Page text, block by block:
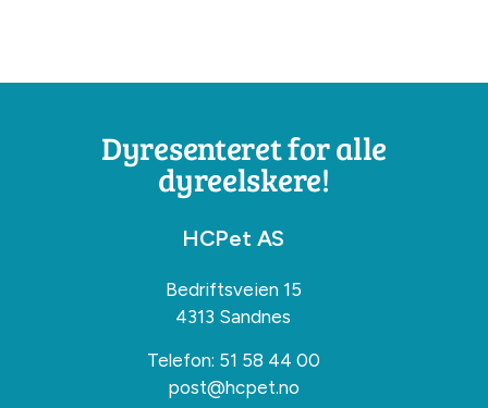
Dyresenteret for alle
dyreelskere!
HCPet AS
Bedriftsveien 15
4313 Sandnes
Telefon: 51 58 44 00
post@hcpet.no